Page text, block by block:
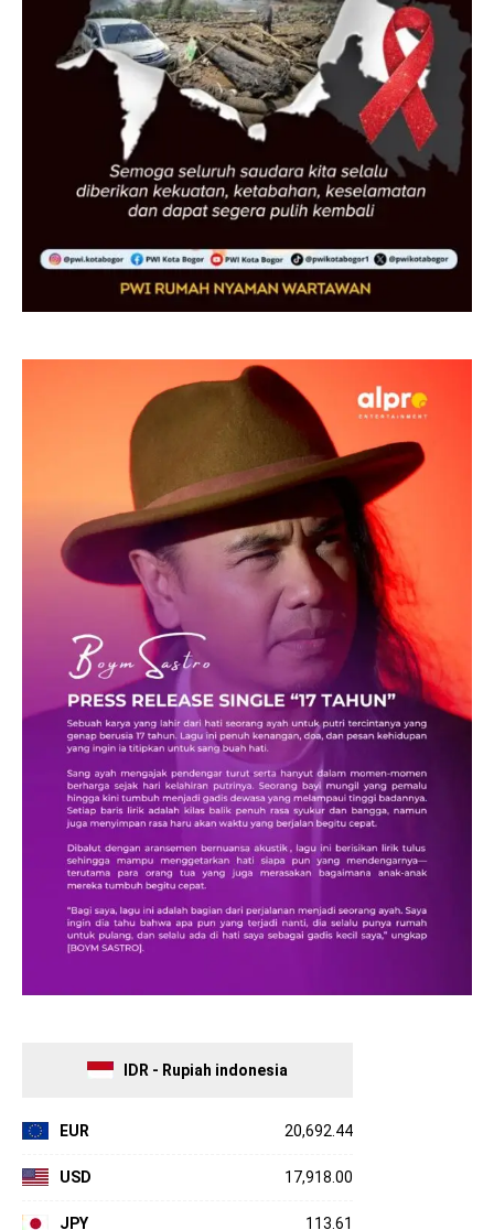
IDR - Rupiah indonesia
EUR 20,692.44
USD 17,918.00
JPY 113.61